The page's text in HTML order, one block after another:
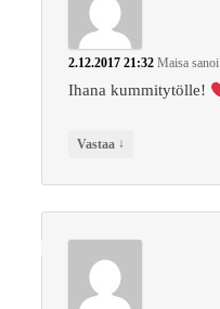
2.12.2017 21:32 Maisa
Ihana kummitytölle!
Vastaa ↓